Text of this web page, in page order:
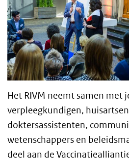
Het RIVM neemt samen met
verpleegkundigen,
doktersassistenten,
wetenschappers en
deel aan de